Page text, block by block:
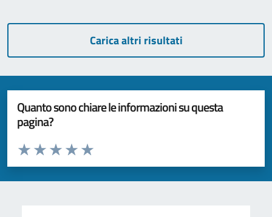
Carica altri risultati
Quanto sono chiare le informazioni su questa
pagina?
Valuta da 1 a 5 stelle la pagina
Valuta 5 stelle su 5
Valuta 4 stelle su 5
Valuta 3 stelle su 5
Valuta 2 stelle su 5
Valuta 1 stelle su 5